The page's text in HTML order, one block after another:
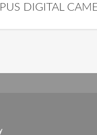
DIGITAL